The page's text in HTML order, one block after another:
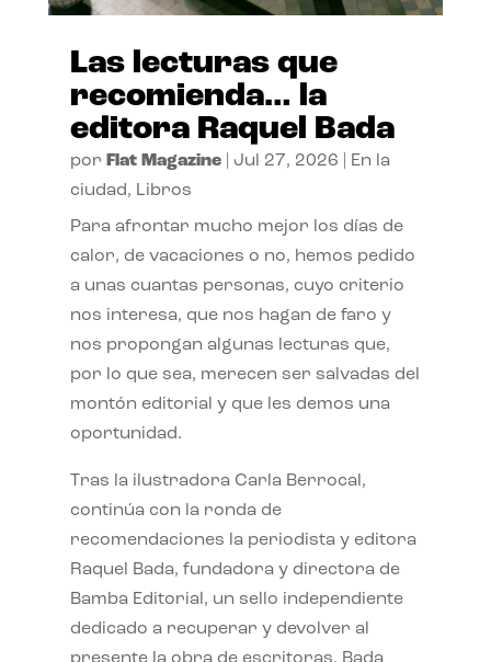
Las lecturas que
recomienda… la
editora Raquel Bada
por Flat Magazine| Jul 27, 2026
En la
ciudad, Libros
Para afrontar mucho mejor los días de
calor, de vacaciones o no, hemos pedido
a unas cuantas personas, cuyo criterio
nos interesa, que nos hagan de faro y
nos propongan algunas lecturas que,
por lo que sea, merecen ser salvadas del
montón editorial y que les demos una
oportunidad.
Tras la ilustradora Carla Berrocal,
continúa con la ronda de
recomendaciones la periodista y editora
Raquel Bada, fundadora y directora de
Bamba Editorial, un sello independiente
dedicado a recuperar y devolver al